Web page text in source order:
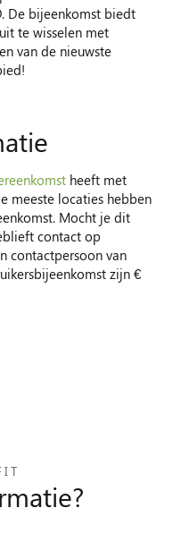
De bijeenkomst biedt
te wisselen met
van de nieuwste
heeft met
meeste locaties hebben
Mocht je dit
contact op
contactpersoon van
zijn €